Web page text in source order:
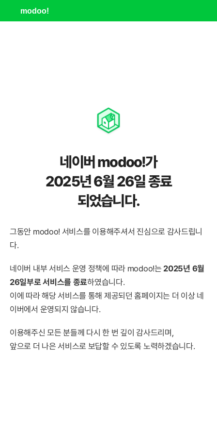
modoo!
네이버 modoo!가
2025년 6월 26일 종료
되었습니다.
그동안 modoo! 서비스를 이용해주셔서 진심으로 감사드립니
다.
네이버 내부 서비스 운영 정책에 따라 modoo!는 2025년 6월
26일부로 서비스를 종료하였습니다.
이에 따라 해당 서비스를 통해 제공되던 홈페이지는 더 이상 네
이버에서 운영되지 않습니다.
이용해주신 모든 분들께 다시 한 번 깊이 감사드리며,
앞으로 더 나은 서비스로 보답할 수 있도록 노력하겠습니다.